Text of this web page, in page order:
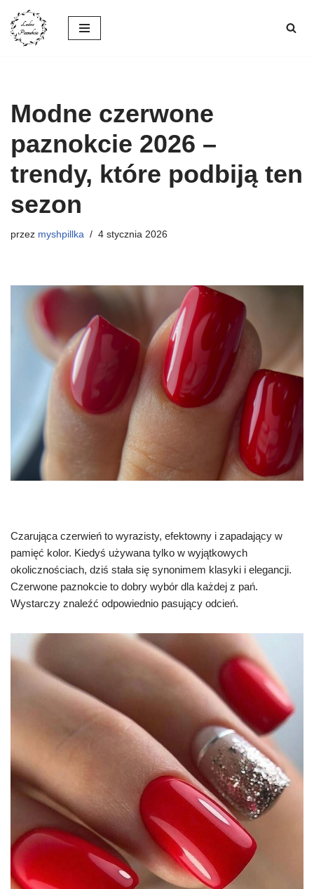
Przejdź
Modne czerwone
paznokcie 2026 –
trendy, które podbiją ten
sezon
przez myshpillka 4 stycznia 2026
Czarująca czerwień to wyrazisty, efektowny i zapadający w
pamięć kolor. Kiedyś używana tylko w wyjątkowych
okolicznościach, dziś stała się synonimem klasyki i elegancji.
Czerwone paznokcie to dobry wybór dla każdej z pań.
Wystarczy znaleźć odpowiednio pasujący odcień.